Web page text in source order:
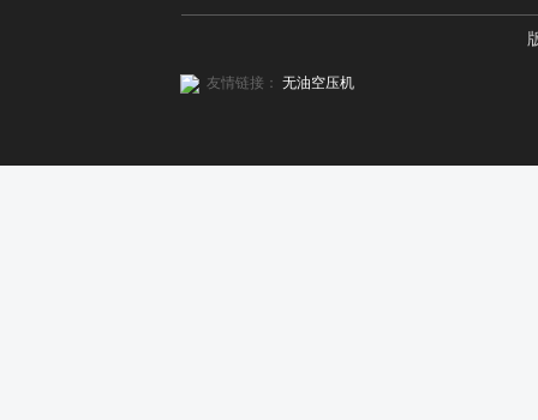
友情链接： 无油空压机